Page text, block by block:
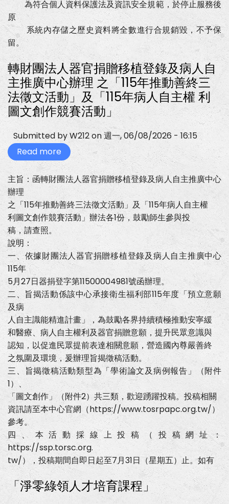
知
為符合個人資料保護法及資訊安全規範，於停止服務後
原
系統內存儲之歷史資料將全數進行合規銷毀，不予保
留。
轉財團法人器官捐贈移植登錄及病人自
主推廣中心辦理 之「115年推動善終三
法徵文活動」及「115年病人自主權 利
圖文創作競賽活動」
Submitted byW212on週一, 06/08/2026 - 16:15
Read more about
轉
財
團
法
人
器
官
捐
贈
植
登
錄
及
病
人
自
主
廣
中
心
辦
理
之
「115
年
動
善
終
三
徵
文
活
動」
及
「115
年
病
人
主旨：函轉財團法人器官捐贈移植登錄及病人自主推廣中心
辦理
之「115年推動善終三法徵文活動」及「115年病人自主權
利圖文創作競賽活動」辦法各1份，鼓勵師生參與投
稿，請查照。
說明：
一、依據財團法人器官捐贈移植登錄及病人自主推廣中心
115年
5月27日器捐登字第11500004981號函辦理。
二、旨揭活動係該中心承接衛生福利部115年度「預立意願
及病
人自主識能精進計畫」，為鼓勵各界持續積極推動安寧緩
和醫療、病人自主權利及器官捐贈意願，提升民眾意識與
認知，以促進民眾提前表達相關意願，營造國內尊嚴善終
之氛圍及環境，爰辦理旨揭徵稿活動。
三、旨揭徵稿活動類型為「學術論文及病例報告」（附件
1）、
「圖文創作」（附件2）共三類，歡迎踴躍投稿。投稿相關
資訊請至本中心官網（https://www.tosrpapc.org.tw/）
參考。
四、本活動採線上投稿（投稿網址：
https://ssp.torsc.org.
tw/），投稿期間自即日起至7月31日（星期五）止。如有
「淨零綠領人才培育課程」